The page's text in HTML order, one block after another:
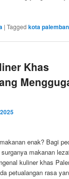
|Tagged kota
Khas
enak? Bagi
makanan
kuliner khas
petualangan rasa